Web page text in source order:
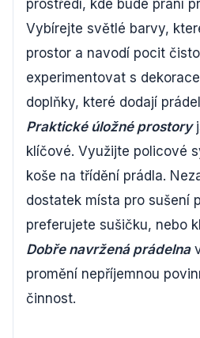
prostředí, kde bude praní
Vybírejte světlé barvy,
prostor a navodí pocit
experimentovat s
doplňky, které dodají
Praktické úložné prostory
klíčové. Využijte policové
koše na třídění prádla.
dostatek místa pro sušení
preferujete sušičku, nebo
Dobře navržená prádelna
promění nepříjemnou
činnost.